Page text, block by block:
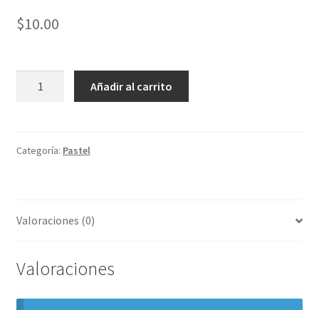
$10.00
Añadir al carrito
Categoría: Pastel
Valoraciones (0)
Valoraciones